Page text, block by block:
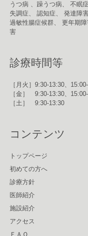
うつ病 、躁うつ病、 不眠
失調症、 認知症、 発達障
過敏性腸症候群、 更年期
害
診療時間等
［月火］9:30-13:30、
［金］ 9:30-13:30、
［土］ 9:30-13:30
コンテンツ
トップページ
初めての方へ
診療方針
医師紹介
施設紹介
アクセス
ＦＡＱ